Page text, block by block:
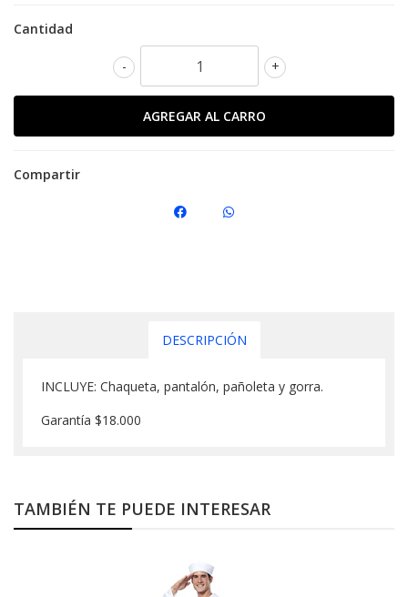
Cantidad
+
-
Compartir
DESCRIPCIÓN
INCLUYE: Chaqueta, pantalón, pañoleta y gorra.
Garantía $18.000
TAMBIÉN TE PUEDE INTERESAR